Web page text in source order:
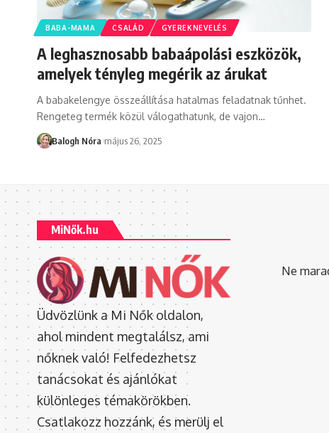
BABA-MAMA CSALÁD GYEREKNEVELÉS
A leghasznosabb babaápolási eszközök,
amelyek tényleg megérik az árukat
A babakelengye összeállítása hatalmas feladatnak tűnhet.
Rengeteg termék közül válogathatunk, de vajon…
Balogh Nóra május 26, 2025
MiNők.hu
Üdvözlünk a Mi Nők oldalon,
ahol mindent megtalálsz, ami
nőknek való! Felfedezhetsz
tanácsokat és ajánlókat
különleges témakörökben.
Csatlakozz hozzánk, és merülj el
Ne